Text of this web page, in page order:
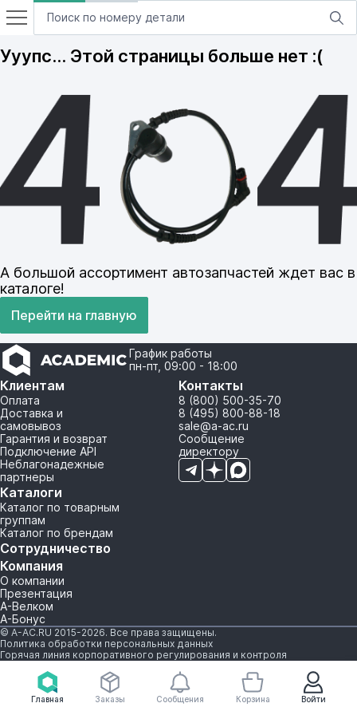
Главная Войти
Заказы Сообщения Корзина
Ууупс… Этой страницы больше нет :(
А большой ассортимент автозапчастей ждет вас в
каталоге!
Перейти на главную
График работы
пн-пт, 09:00 - 18:00
Клиентам
Оплата
Доставка и
самовывоз
Гарантия и возврат
Подключение API
Неблагонадежные
партнеры
Каталоги
Каталог по товарным
группам
Каталог по брендам
Сотрудничество
Компания
О компании
Презентация
А-Велком
А-Бонус
Контакты
8 (800) 500-35-70
8 (495) 800-88-18
sale@a-ac.ru
Сообщение
директору
© A-AC.RU 2015-2026. Все права защищены.
Политика обработки персональных данных
Горячая линия корпоративного регулирования и контроля